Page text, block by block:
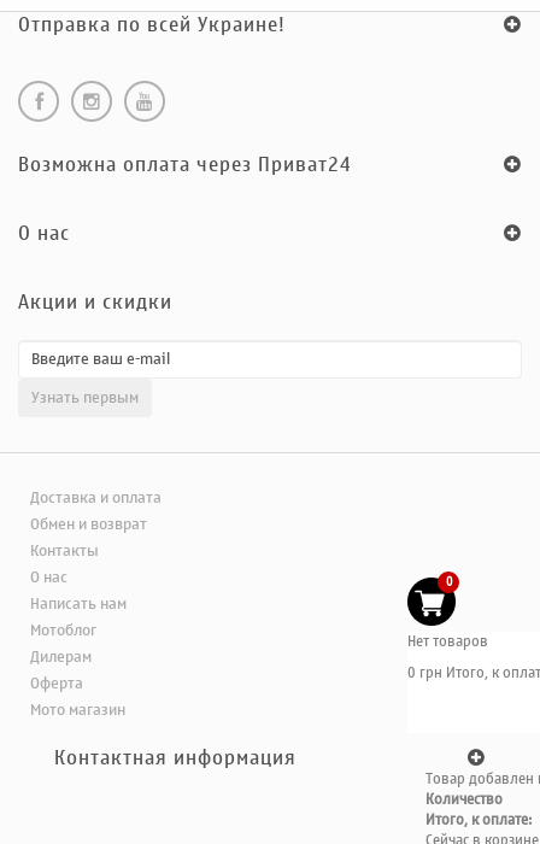
Отправка по всей Украине!
Возможна оплата через Приват24
O нас
Акции и скидки
Доставка и оплата
Обмен и возврат
Контакты
О нас
Написать нам
Мотоблог
Дилерам
Оферта
Мото магазин
Контактная информация
0
Нет товаров
0 грн Итого, к
Товар добавлен
Количество
Итого, к оплате: